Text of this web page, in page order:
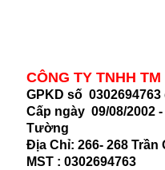
CÔNG TY TNHH
GPKD số
Cấp ngày 09/08/2002
Tường
Địa Chỉ: 266- 268 Trần
MST : 0302694763